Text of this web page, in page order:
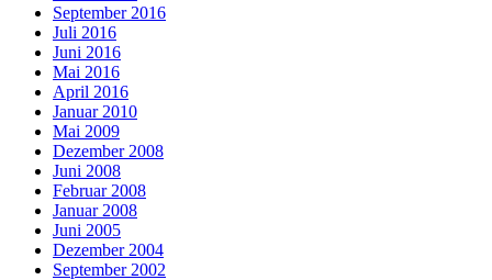
September 2016
Juli 2016
Juni 2016
Mai 2016
April 2016
Januar 2010
Mai 2009
Dezember 2008
Juni 2008
Februar 2008
Januar 2008
Juni 2005
Dezember 2004
September 2002